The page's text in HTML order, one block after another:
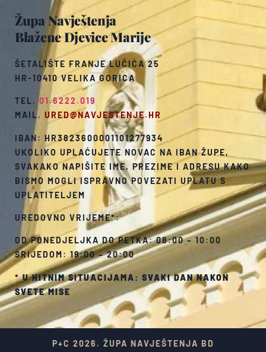
Župa Navještenja
Blažene Djevice Marije
ŠETALIŠTE FRANJE LUČIĆA 25
HR-10410 VELIKA GORICA
TEL.01.6222.019
MAIL. URED@NAVJESTENJE.HR
IBAN: HR3823600001101277934
UKOLIKO UPLAĆUJETE NOVAC NA IBAN ŽUPE,
SVAKAKO NAPIŠITE IME, PREZIME I ADRESU KAKO
BISMO MOGLI ISPRAVNO POVEZATI UPLATU S
UPLATITELJEM
UREDOVNO VRIJEME*:
OD PONEDJELJKA DO PETKA: 08:00 – 10:00
SRIJEDOM: 19:00 – 20:00
*U HITNIM SITUACIJAMA: SVAKI DAN NAKON
SVETE MISE
P+C 2026. ŽUPA NAVJEŠTENJA BD